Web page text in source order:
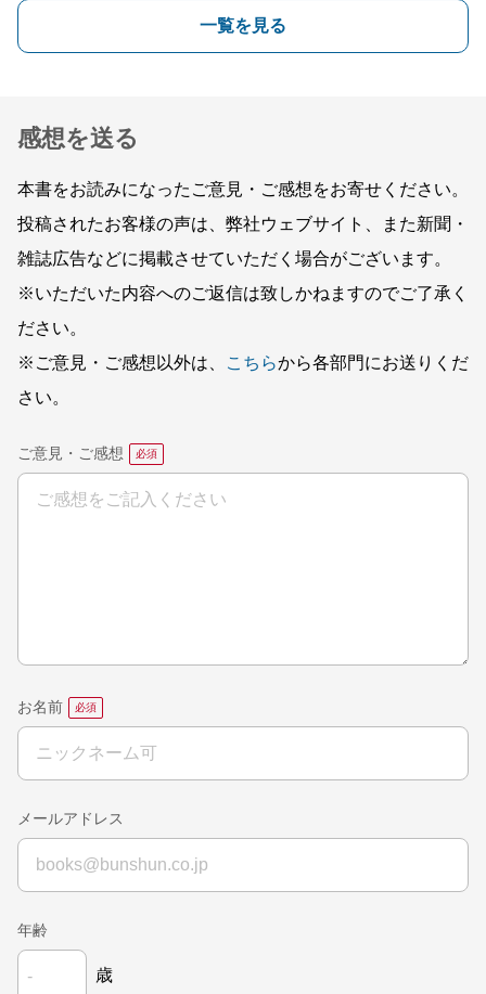
一覧を見る
感想を送る
本書をお読みになったご意見・ご感想をお寄せください。
投稿されたお客様の声は、弊社ウェブサイト、また新聞・
雑誌広告などに掲載させていただく場合がございます。
※いただいた内容へのご返信は致しかねますのでご了承く
ださい。
※ご意見・ご感想以外は、
こちらから各部門にお送りくだ
さい。
ご意見・ご感想
お名前
メールアドレス
年齢
歳